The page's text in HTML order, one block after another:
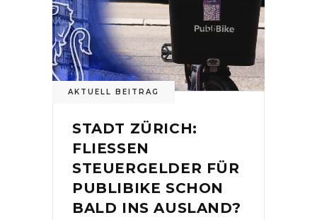
AKTUELL BEITRAG
STADT ZÜRICH:
FLIESSEN
STEUERGELDER FÜR
PUBLIBIKE SCHON
BALD INS AUSLAND?